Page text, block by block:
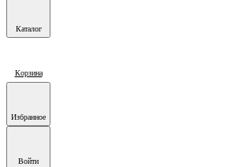
Каталог
Корзина
Избранное
Войти